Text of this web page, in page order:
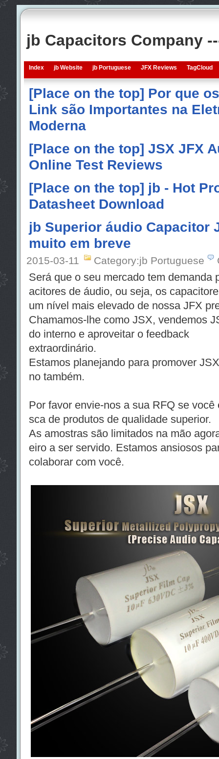
jb Capacitors Company
Index jb Website jb Portuguese JFX Reviews TagCloud
[Place on the top] Por que
Link são Importantes na
Moderna
[Place on the top] JSX JFX
Online Test Reviews
[Place on the top] jb - Hot
Datasheet Download
jb Superior áudio Capacitor
muito em breve
2015-03-11 Category:jb Portuguese
Será que o seu mercado tem demanda
acitores de áudio, ou seja, os
um nível mais elevado de nossa JFX
Chamamos-lhe como JSX, vendemos
do interno e aproveitar o feedback
extraordinário.
Estamos planejando para promover
no também.
Por favor envie-nos a sua RFQ se
sca de produtos de qualidade superior.
As amostras são limitados na mão
eiro a ser servido. Estamos ansiosos
colaborar com você.